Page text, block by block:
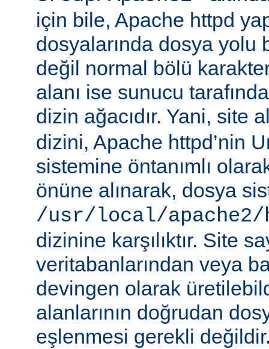
için bile, Apache httpd
dosyalarında dosya yolu
değil normal bölü
alanı ise sunucu
dizin ağacıdır. Yani, site
dizini, Apache httpd’nin
sistemine öntanımlı
önüne alınarak, dosya
/usr/local/
dizinine karşılıktır. Site
veritabanlarından veya
devingen olarak
alanlarının doğrudan
eşlenmesi gerekli